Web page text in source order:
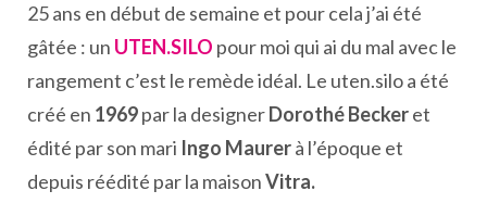
DAILY CITY
CONTACT
25 ans en début de semaine et pour cela j’ai été
gâtée : un UTEN.SILO pour moi qui ai du mal avec le
rangement c’est le remède idéal. Le uten.silo a été
créé en 1969par la designerDorothé Beckeret
édité par son mari Ingo Maurerà l’époque et
depuis réédité par la maisonVitra.